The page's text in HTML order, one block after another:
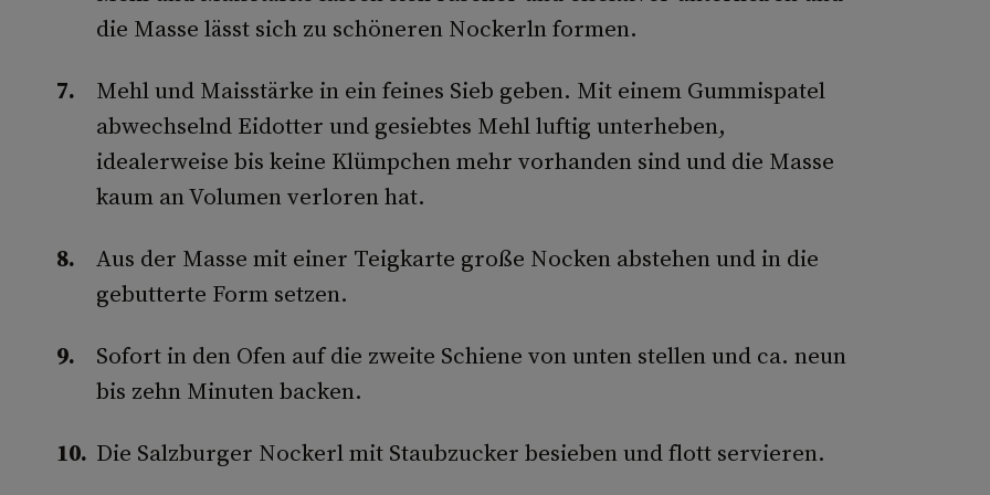
die Masse lässt sich zu schöneren Nockerln formen.
Mehl und Maisstärke in ein feines Sieb geben. Mit einem Gummispatel
abwechselnd Eidotter und gesiebtes Mehl luftig unterheben,
idealerweise bis keine Klümpchen mehr vorhanden sind und die Masse
kaum an Volumen verloren hat.
Aus der Masse mit einer Teigkarte große Nocken abstehen und in die
gebutterte Form setzen.
Sofort in den Ofen auf die zweite Schiene von unten stellen und ca. neun
bis zehn Minuten backen.
Die Salzburger Nockerl mit Staubzucker besieben und flott servieren.